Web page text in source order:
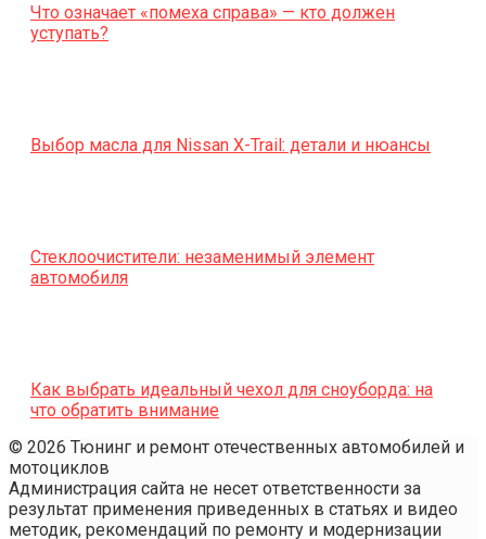
Что означает «помеха справа» — кто должен
уступать?
Выбор масла для Nissan X-Trail: детали и нюансы
Стеклоочистители: незаменимый элемент
автомобиля
Как выбрать идеальный чехол для сноуборда: на
что обратить внимание
© 2026 Тюнинг и ремонт отечественных автомобилей и
мотоциклов
Администрация сайта не несет ответственности за
результат применения приведенных в статьях и видео
методик, рекомендаций по ремонту и модернизации